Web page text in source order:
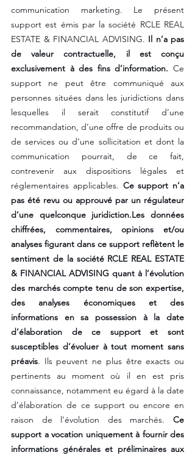
communication marketing. Le présent
support est émis par la société RCLE REAL
ESTATE & FINANCIAL ADVISING. Il n’a pas
de valeur contractuelle, il est conçu
exclusivement à des fins d’information. Ce
support ne peut être communiqué aux
personnes situées dans les juridictions dans
lesquelles il serait constitutif d’une
recommandation, d’une offre de produits ou
de services ou d’une sollicitation et dont la
communication pourrait, de ce fait,
contrevenir aux dispositions légales et
réglementaires applicables. Ce support n’a
pas été revu ou approuvé par un régulateur
d’une quelconque juridiction.Les données
chiffrées, commentaires, opinions et/ou
analyses figurant dans ce support reflètent le
sentiment de la société RCLE REAL ESTATE
& FINANCIAL ADVISING quant à l’évolution
des marchés compte tenu de son expertise,
des analyses économiques et des
informations en sa possession à la date
d’élaboration de ce support et sont
susceptibles d’évoluer à tout moment sans
préavis. Ils peuvent ne plus être exacts ou
pertinents au moment où il en est pris
connaissance, notamment eu égard à la date
d’élaboration de ce support ou encore en
raison de l’évolution des marchés. Ce
support a vocation uniquement à fournir des
informations générales et préliminaires aux